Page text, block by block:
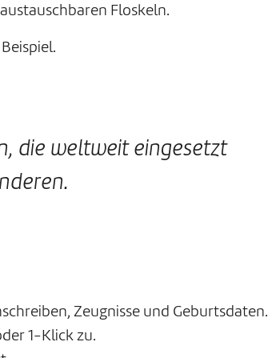
Floskeln.
die weltweit eingesetzt
Zeugnisse und Geburtsdaten.
1-Klick zu.